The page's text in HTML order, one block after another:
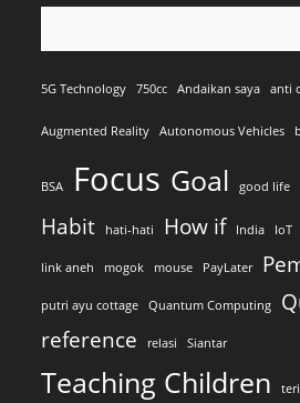
5G Technology 750cc Andaikan saya anti
Augmented Reality Autonomous Vehicles
BSA Focus Goal good life
Habit
hati-hati How if India IoT
link aneh mogok mouse PayLater
putri ayu cottage Quantum Computing
reference
relasi Siantar
Teaching Children